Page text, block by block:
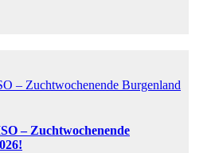
– Zucht­wochenende Burgenland
– Zucht­wochenende